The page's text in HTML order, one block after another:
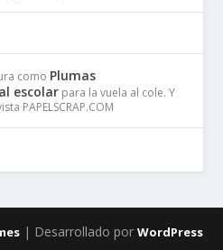
como Plumas
escolar para la vuela al cole. Y
PAPELSCRAP.COM
| Desarrollado por WordPress